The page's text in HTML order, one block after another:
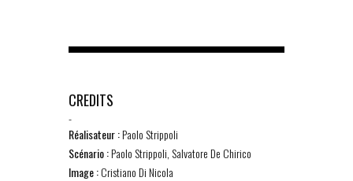
CREDITS
-
Réalisateur :Paolo Strippoli
Scénario :Paolo Strippoli, Salvatore De Chirico
Image :Cristiano Di Nicola